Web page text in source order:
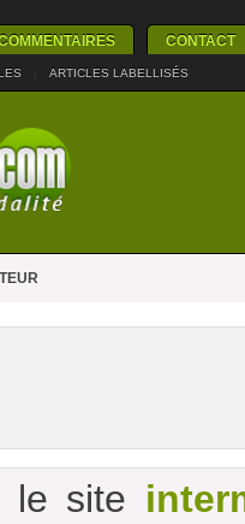
CONTACT
| ARTICLES LABELLISÉS
le site